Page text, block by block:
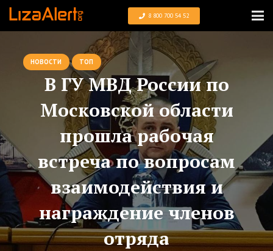
8 800 700 54 52
НОВОСТИ ТОП
В ГУ МВД России по
Московской области
прошла рабочая
встреча по вопросам
взаимодействия и
награждение членов
отряда